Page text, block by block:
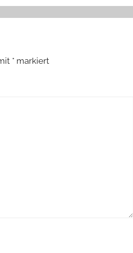
* markiert